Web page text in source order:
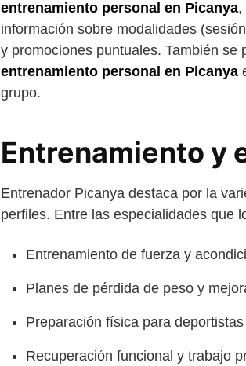
entrenamiento personal en Picanya,
información sobre modalidades
y promociones puntuales. También
entrenamiento personal en Picanya
grupo.
Entrenamiento y
Entrenador Picanya destaca por la
perfiles. Entre las especialidades que
Entrenamiento de fuerza y
Planes de pérdida de peso y
Preparación física para
Recuperación funcional y trabajo